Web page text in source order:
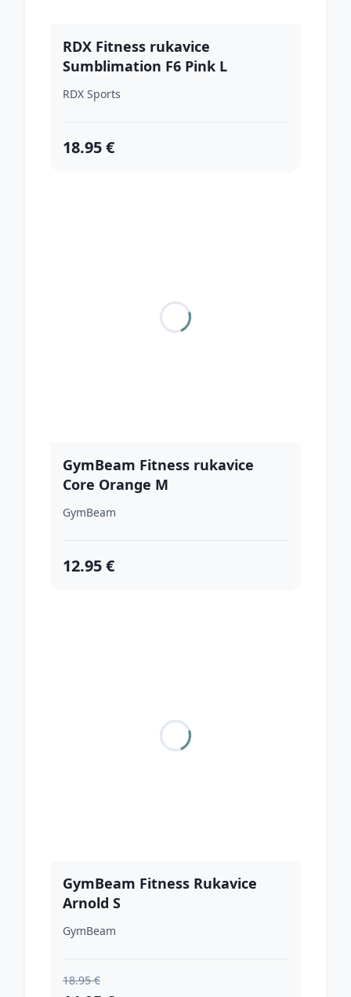
RDX Fitness rukavice
Sumblimation F6 Pink L
RDX Sports
18.95 €
GymBeam Fitness rukavice
Core Orange M
GymBeam
12.95 €
GymBeam Fitness Rukavice
Arnold S
GymBeam
18.95 €